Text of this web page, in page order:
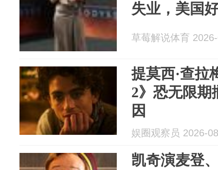
失业，美国
草莓解说体育
提莫西·查拉
2》恐无限期
因
娱圈观察员 2026-
凯奇演麦登